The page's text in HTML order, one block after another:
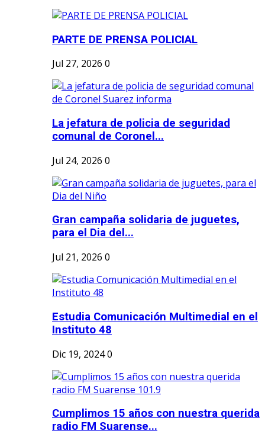
PARTE DE PRENSA POLICIAL
Jul 27, 2026 0
La jefatura de policia de seguridad
comunal de Coronel...
Jul 24, 2026 0
Gran campaña solidaria de juguetes,
para el Dia del...
Jul 21, 2026 0
Estudia Comunicación Multimedial en el
Instituto 48
Dic 19, 20240
Cumplimos 15 años con nuestra querida
radio FM Suarense...